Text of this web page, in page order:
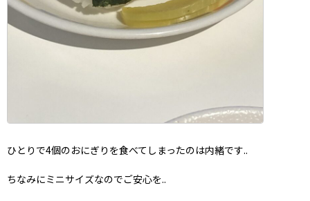
ひとりで4個のおにぎりを食べてしまったのは内緒です..
ちなみにミニサイズなのでご安心を..